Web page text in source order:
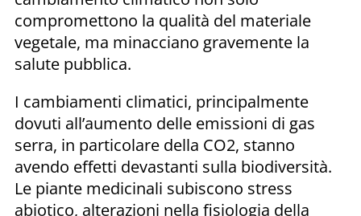
compromettono la qualità del materiale
vegetale, ma minacciano gravemente la
salute pubblica.
I cambiamenti climatici, principalmente
dovuti all’aumento delle emissioni di gas
serra, in particolare della CO2, stanno
avendo effetti devastanti sulla biodiversità.
Le piante medicinali subiscono stress
abiotico, alterazioni nella fisiologia della